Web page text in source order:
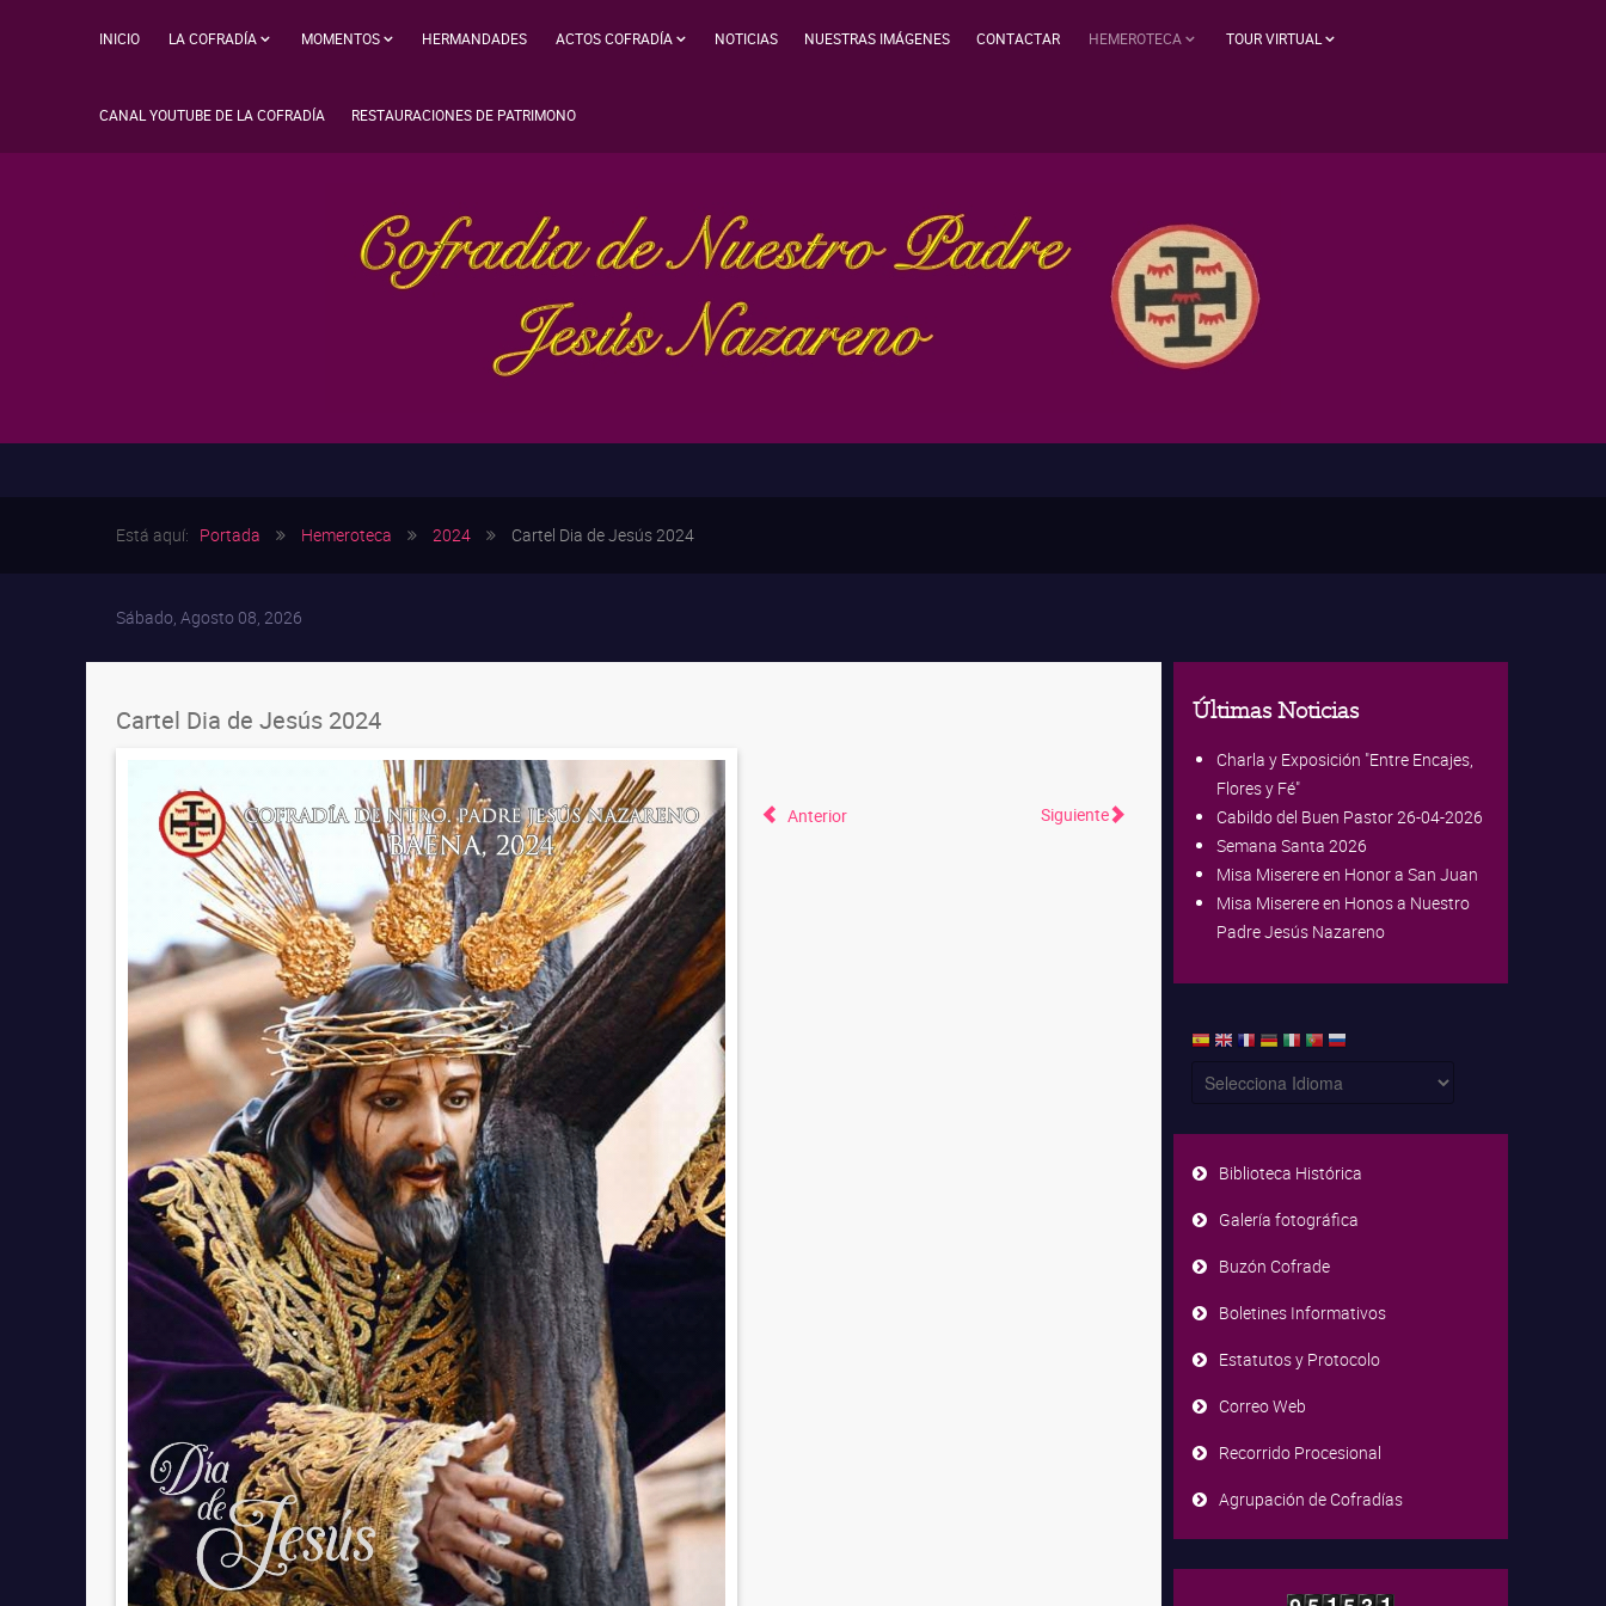
INICIO LA COFRADÍA MOMENTOS HERMANDADES ACTOS COFRADÍA NOTICIAS NUESTRAS IMÁGENES CONTACTAR HEMEROTECA TOUR VIRTUAL
CANAL YOUTUBE DE LA COFRADÍA RESTAURACIONES DE PATRIMONO
Está aquí: Portada Hemeroteca 2024 Cartel Dia de Jesús 2024
Sábado, Agosto 08, 2026
Cartel Dia de Jesús 2024
Anterior Siguiente
Últimas Noticias
Charla y Exposición "Entre Encajes,
Flores y Fé"
Cabildo del Buen Pastor 26-04-2026
Semana Santa 2026
Misa Miserere en Honor a San Juan
Misa Miserere en Honos a Nuestro
Padre Jesús Nazareno
Biblioteca Histórica
Galería fotográfica
Buzón Cofrade
Boletines Informativos
Estatutos y Protocolo
Correo Web
Recorrido Procesional
Agrupación de Cofradías